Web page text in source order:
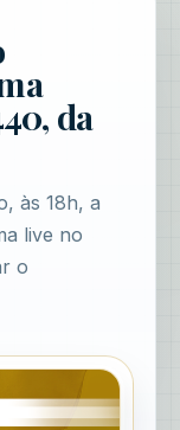
da
às 18h, a
live no
o